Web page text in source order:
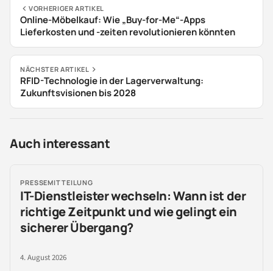
VORHERIGER ARTIKEL
Online-Möbelkauf: Wie „Buy-for-Me“-Apps
Lieferkosten und -zeiten revolutionieren könnten
NÄCHSTER ARTIKEL
RFID-Technologie in der Lagerverwaltung:
Zukunftsvisionen bis 2028
Auch interessant
PRESSEMITTEILUNG
IT-Dienstleister wechseln: Wann ist der
richtige Zeitpunkt und wie gelingt ein
sicherer Übergang?
4. August 2026